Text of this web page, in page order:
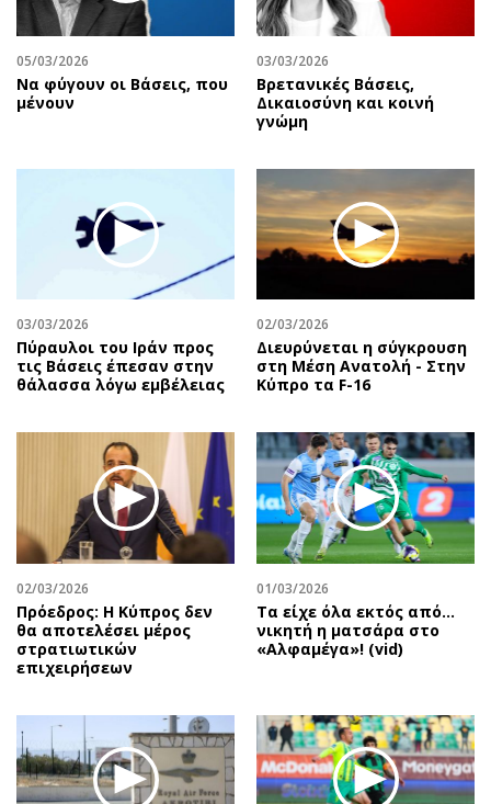
Αθλητισμός
Κύπρος
Ελλάδα
Διεθνή
Οικονομία
Real Estate
Αγορές
Money Review
AstroBank Properties
Ενέργεια
Περιβάλλον
Ελλάδα
Κόσμος
Παράξενα
Πολιτισμός
Σινεμά
Μουσική
Εικαστικά
Βιβλίο
Geek
Νέα
Κινητά-tablets
Social
Αφιερώματα
Πολιτική
Οικονομία
Αναδρομές
Πρόσωπα
Περιβάλλον
Γυναίκα
Showbiz
Ταξίδια
Συνταγές
Έξοδος
Media
Εκπομπές
Wine routes
Uncut
Προσφορές
Προσωπικότητες στην ''Κ''
05/03/2026
Να φύγουν οι Βάσεις, που
μένουν
03/03/2026
Βρετανικές Βάσεις,
Δικαιοσύνη και κοινή
γνώμη
03/03/2026
Πύραυλοι του Ιράν προς
τις Βάσεις έπεσαν στην
θάλασσα λόγω εμβέλειας
02/03/2026
Διευρύνεται η σύγκρουση
στη Μέση Ανατολή - Στην
Κύπρο τα F-16
02/03/2026
Πρόεδρος: Η Κύπρος δεν
θα αποτελέσει μέρος
στρατιωτικών
επιχειρήσεων
01/03/2026
Τα είχε όλα εκτός από…
νικητή η ματσάρα στο
«Αλφαμέγα»! (vid)